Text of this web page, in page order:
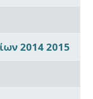
2014 2015